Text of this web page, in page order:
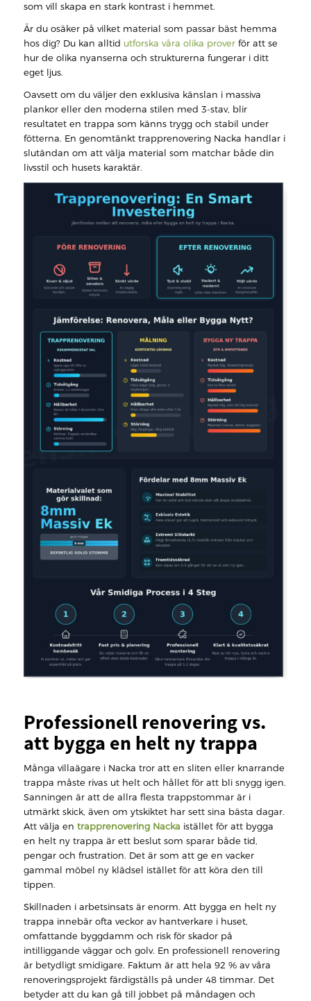
som vill skapa en stark kontrast i hemmet.
Är du osäker på vilket material som passar bäst hemma
hos dig? Du kan alltid utforska våra olika proverför att se
hur de olika nyanserna och strukturerna fungerar i ditt
eget ljus.
Oavsett om du väljer den exklusiva känslan i massiva
plankor eller den moderna stilen med 3-stav, blir
resultatet en trappa som känns trygg och stabil under
fötterna. En genomtänkt trapprenovering Nacka handlar i
slutändan om att välja material som matchar både din
livsstil och husets karaktär.
Professionell renovering vs.
att bygga en helt ny trappa
Många villaägare i Nacka tror att en sliten eller knarrande
trappa måste rivas ut helt och hållet för att bli snygg igen.
Sanningen är att de allra flesta trappstommar är i
utmärkt skick, även om ytskiktet har sett sina bästa dagar.
Att välja en trapprenovering Nacka istället för att bygga
en helt ny trappa är ett beslut som sparar både tid,
pengar och frustration. Det är som att ge en vacker
gammal möbel ny klädsel istället för att köra den till
tippen.
Skillnaden i arbetsinsats är enorm. Att bygga en helt ny
trappa innebär ofta veckor av hantverkare i huset,
omfattande byggdamm och risk för skador på
intilliggande väggar och golv. En professionell renovering
är betydligt smidigare. Faktum är att hela 92 % av våra
renoveringsprojekt färdigställs på under 48 timmar. Det
betyder att du kan gå till jobbet på måndagen och